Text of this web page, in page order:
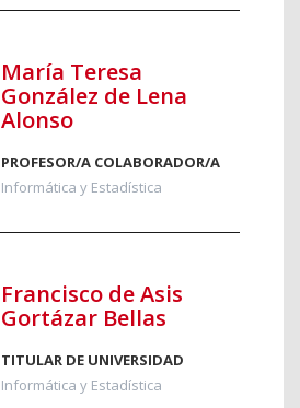
María Teresa
González de Lena
Alonso
PROFESOR/A COLABORADOR/A
Informática y Estadística
Francisco de Asis
Gortázar Bellas
TITULAR DE UNIVERSIDAD
Informática y Estadística